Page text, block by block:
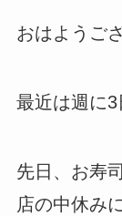
おはようご
最近は週に3
先日、お寿
店の中休み